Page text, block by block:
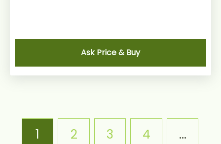
Ask Price & Buy
1 2 3 4 …